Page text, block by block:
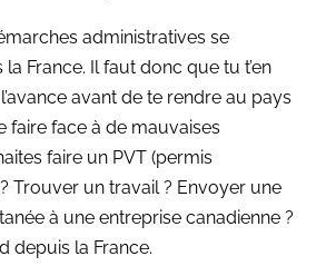
administratives se
France. Il faut donc que tu t’en
avant de te rendre au pays
faire face à de mauvaises
faire un PVT (permis
Trouver un travail ? Envoyer une
à une entreprise canadienne ?
depuis la France.